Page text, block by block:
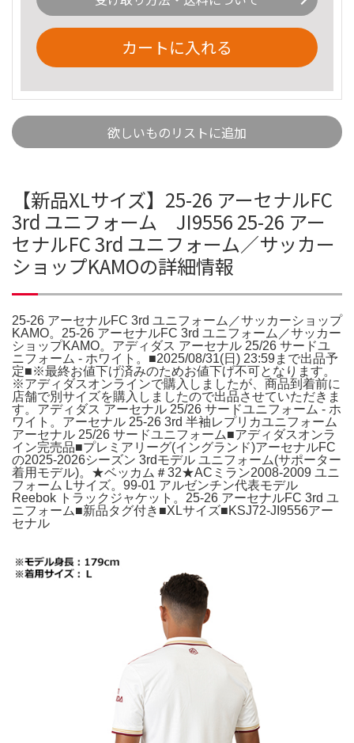
カートに入れる
欲しいものリストに追加
【新品XLサイズ】25-26 アーセナルFC
3rd ユニフォーム JI9556 25-26 アー
セナルFC 3rd ユニフォーム／サッカー
ショップKAMOの詳細情報
25-26 アーセナルFC 3rd ユニフォーム／サッカーショップ
KAMO。25-26 アーセナルFC 3rd ユニフォーム／サッカー
ショップKAMO。アディダス アーセナル 25/26 サードユ
ニフォーム - ホワイト。■2025/08/31(日) 23:59まで出品予
定■※最終お値下げ済みのためお値下げ不可となります。
※アディダスオンラインで購入しましたが、商品到着前に
店舗で別サイズを購入しましたので出品させていただきま
す。アディダス アーセナル 25/26 サードユニフォーム - ホ
ワイト。アーセナル 25-26 3rd 半袖レプリカユニフォーム
アーセナル 25/26 サードユニフォーム■アディダスオンラ
イン完売品■プレミアリーグ(イングランド)アーセナルFC
の2025-2026シーズン 3rdモデル ユニフォーム(サポーター
着用モデル)。★ベッカム＃32★ACミラン2008-2009 ユニ
フォーム Lサイズ。99-01 アルゼンチン代表モデル
Reebok トラックジャケット。25-26 アーセナルFC 3rd ユ
ニフォーム■新品タグ付き■XLサイズ■KSJ72-JI9556アー
セナル